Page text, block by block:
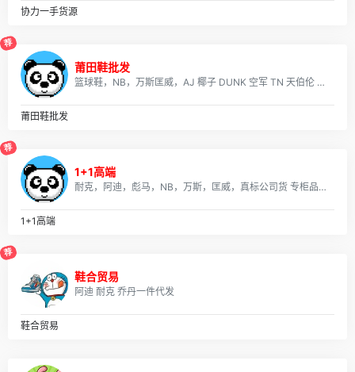
每天60秒
每天60秒
07月29日，星期三，在这里每天60秒读懂世界！
每天60秒 2026-07-29
07月28日，星期二，在这里每天60秒读懂世界！
07月27日，星期一，在这里每天60秒读懂世界！
每天60秒
07月26日，星期天，在这里每天60秒读懂世界！
每天60秒 2026-07-26
07月24日，星期五，在这里每天60秒读懂世界！
每天60秒
07月23日，星期四，在这里每天60秒读懂世界！
07月22日，星期三，在这里每天60秒读懂世界！
协力一手货源
荐
莆田鞋批发
篮球鞋，NB，万斯匡威，AJ 椰子 DUNK 空军 TN 天伯伦 足球鞋 气垫鞋 所有鞋款可拿图询价，真标公司货 专柜品质 实体店合作，档口现货，批发、淘宝、外贸、微商 、等各种平台，诚招代理、免费一件代发~欢迎实力代理加盟合作！无忧退换货，收到有质量问题 我们承担来回运费！
莆田鞋批发
荐
1+1高端
耐克，阿迪，彪马，NB，万斯，匡威，真标公司货 专柜品质 实体店合作，档口现货，批发、淘宝、外贸、微商 、等各种平台，诚招代理、免费一件代发~欢迎实力代理加盟合作！
1+1高端
荐
鞋合贸易
阿迪 耐克 乔丹一件代发
鞋合贸易